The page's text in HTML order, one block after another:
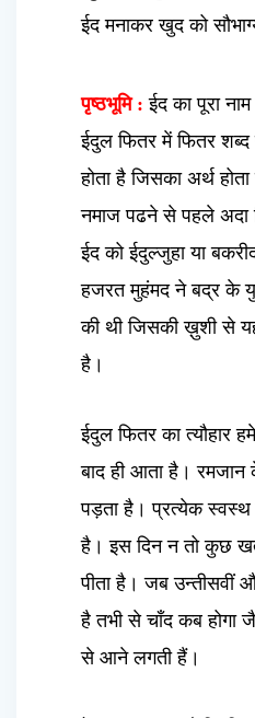
ईद मनाकर खुद को
पृष्ठभूमि : ईद का पूरा
ईदुल फितर में फितर शब्द
होता है जिसका अर्थ
नमाज पढने से पहले अदा
ईद को ईदुल्जुहा या
हजरत मुहंमद ने बद्र के
की थी जिसकी ख़ुशी से यह
है।
ईदुल फितर का त्यौहार
बाद ही आता है।
पड़ता है। प्रत्येक स्वस्थ
है। इस दिन न तो कुछ
पीता है। जब उन्तीसवीं
है तभी से चाँद कब होगा
से आने लगती हैं।